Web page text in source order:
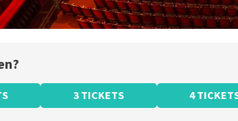
3 TICKETS 4